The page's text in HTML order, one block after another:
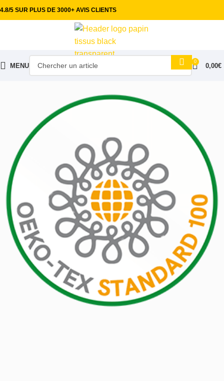
4.8/5 SUR PLUS DE 3000+ AVIS CLIENTS
MENU
0
0,00€